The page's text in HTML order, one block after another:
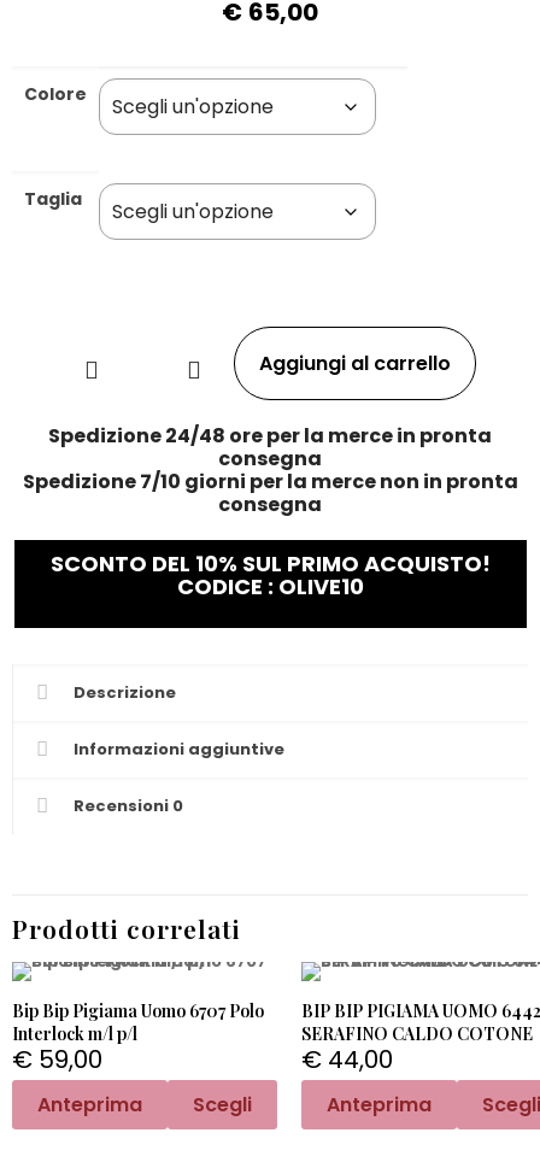
€ 65,00
Colore
Taglia
Aggiungi al carrello
Spedizione 24/48 ore per la merce in pronta
consegna
Spedizione 7/10 giorni per la merce non in pronta
consegna
SCONTO DEL 10% SUL PRIMO ACQUISTO!
CODICE : OLIVE10
Descrizione
Informazioni aggiuntive
Recensioni 0
Prodotti correlati
Bip Bip Pigiama Uomo 6707 Polo
Interlock m/l p/l
€ 59,00
Anteprima Scegli
BIP BIP PIGIAMA UOMO 6442
SERAFINO CALDO COTONE
€ 44,00
Anteprima Scegli